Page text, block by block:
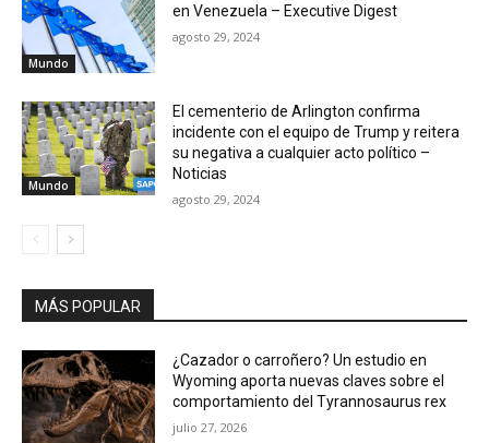
Mundo
en Venezuela – Executive Digest
agosto 29, 2024
Mundo
El cementerio de Arlington confirma
incidente con el equipo de Trump y reitera
su negativa a cualquier acto político –
Noticias
agosto 29, 2024
MÁS POPULAR
¿Cazador o carroñero? Un estudio en
Wyoming aporta nuevas claves sobre el
comportamiento del Tyrannosaurus rex
julio 27, 2026